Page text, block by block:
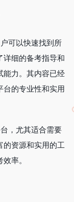
可以快速找到所
详细的备考指导和
能力。其内容已经
台的专业性和实用
，尤其适合需要
的资源和实用的工
率。